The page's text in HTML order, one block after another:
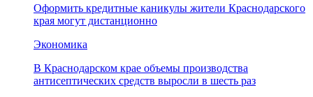
Оформить кредитные каникулы жители Краснодарского
края могут дистанционно
Экономика
В Краснодарском крае объемы производства
антисептических средств выросли в шесть раз